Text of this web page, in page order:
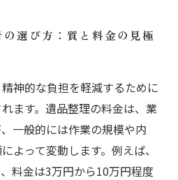
選び方：質と料金の見極
神的な負担を軽減するために
ます。遺品整理の料金は、業
一般的には作業の規模や内
よって変動します。例えば、
料金は3万円から10万円程度